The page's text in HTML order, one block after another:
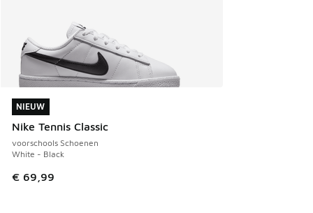
NIEUW
Nike Tennis Classic
voorschools Schoenen
White - Black
€ 69,99
NIEUW